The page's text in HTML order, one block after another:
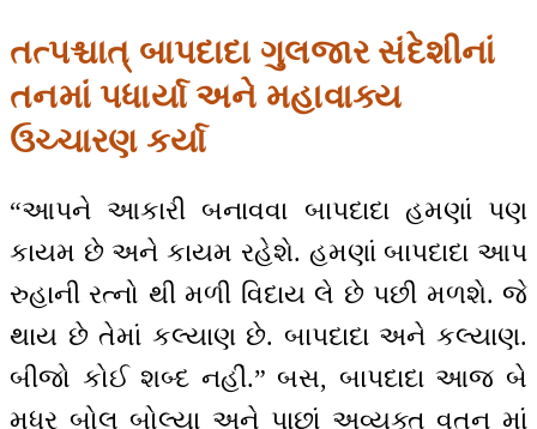
તત્પશ્ચાત્ બાપદાદા ગુલજાર સંદેશીનાં
તનમાં પધાર્યા અને મહાવાક્ય
ઉચ્ચારણ કર્યા
“આપને આકારી બનાવવા બાપદાદા હમણાં પણ
કાયમ છે અને કાયમ રહેશે. હમણાં બાપદાદા આપ
રુહાની રત્નો થી મળી વિદાય લે છે પછી મળશે. જે
થાય છે તેમાં કલ્યાણ છે. બાપદાદા અને કલ્યાણ.
બીજો કોઈ શબ્દ નહીં.” બસ, બાપદાદા આજ બે
મધુર બોલ બોલ્યા અને પાછાં અવ્યક્ત વતન માં